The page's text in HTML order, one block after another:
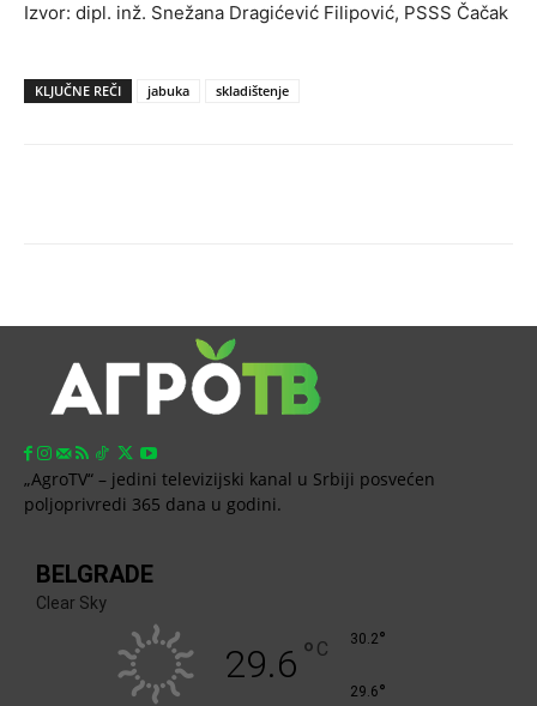
Izvor: dipl. inž. Snežana Dragićević Filipović, PSSS Čačak
KLJUČNE REČI jabuka skladištenje
„AgroTV“ – jedini televizijski kanal u Srbiji posvećen
poljoprivredi 365 dana u godini.
BELGRADE
Clear Sky
29.6 ° C 30.2°
29.6°